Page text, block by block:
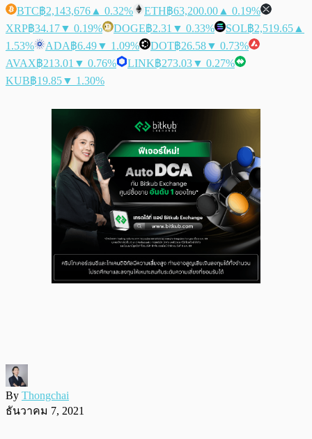
BTC฿2,143,676 ▲ 0.32% ETH฿63,200.00 ▲ 0.19%
XRP฿34.17▼ 0.19% DOGE฿2.31 ▼ 0.33% SOL฿2,519.65 ▲
1.53%
ADA฿6.49▼ 1.09% DOT฿26.58▼ 0.73%
AVAX฿213.01 ▼ 0.76% LINK฿273.03▼ 0.27%
KUB฿19.85▼ 1.30%
By Thongchai
ธันวาคม 7, 2021